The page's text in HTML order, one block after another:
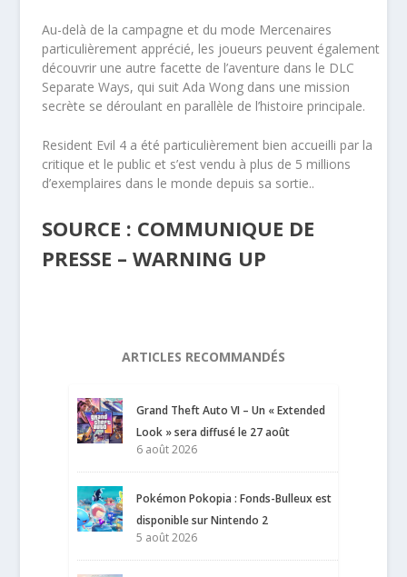
Au-delà de la campagne et du mode Mercenaires
particulièrement apprécié, les joueurs peuvent également
découvrir une autre facette de l’aventure dans le DLC
Separate Ways, qui suit Ada Wong dans une mission
secrète se déroulant en parallèle de l’histoire principale.
Resident Evil 4 a été particulièrement bien accueilli par la
critique et le public et s’est vendu à plus de 5 millions
d’exemplaires dans le monde depuis sa sortie..
SOURCE : COMMUNIQUE DE
PRESSE – WARNING UP
ARTICLES RECOMMANDÉS
Grand Theft Auto VI – Un « Extended
Look » sera diffusé le 27 août
6 août 2026
Pokémon Pokopia : Fonds-Bulleux est
disponible sur Nintendo 2
5 août 2026